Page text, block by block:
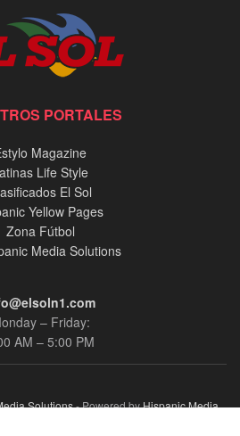
PORTALES
Magazine
Life Style
El Sol
Yellow Pages
Zona Fútbol
Media Solutions
– Friday:
AM – 5:00 PM
Solutions- Powered byHispanic Media,